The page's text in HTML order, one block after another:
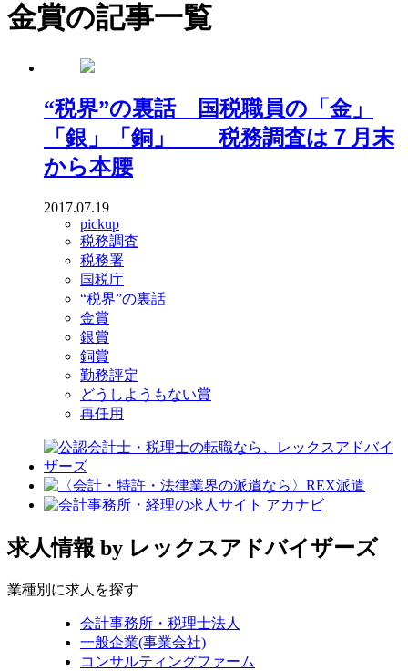
金賞の記事一覧
“税界”の裏話 国税職員の「金」
「銀」「銅」 税務調査は７月末
から本腰
2017.07.19
pickup
税務調査
税務署
国税庁
“税界”の裏話
金賞
銀賞
銅賞
勤務評定
どうしようもない賞
再任用
求人情報 by レックスアドバイザーズ
業種別に求人を探す
会計事務所・税理士法人
一般企業(事業会社)
コンサルティングファーム